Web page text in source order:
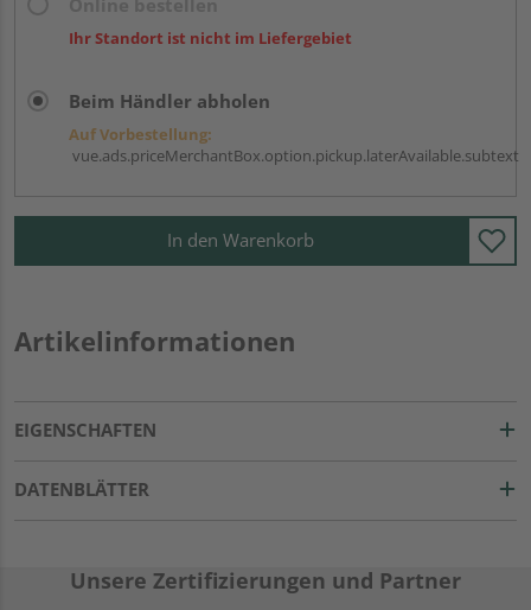
Ihr Standort ist nicht im Liefergebiet
Beim Händler abholen
Auf Vorbestellung:
vue.ads.priceMerchantBox.option.pickup.laterAvailable.subtext
In den Warenkorb
Artikelinformationen
EIGENSCHAFTEN
DATENBLÄTTER
Unsere Zertifizierungen und Partner